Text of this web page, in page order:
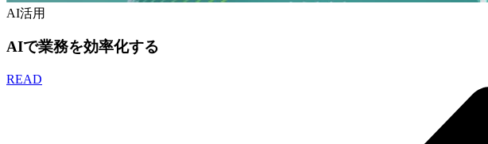
AI活用
AIで業務を効率化する
READ